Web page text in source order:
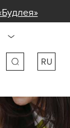
RU
ua